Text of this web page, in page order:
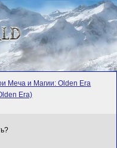
Меча и Магии: Olden Era
Era)